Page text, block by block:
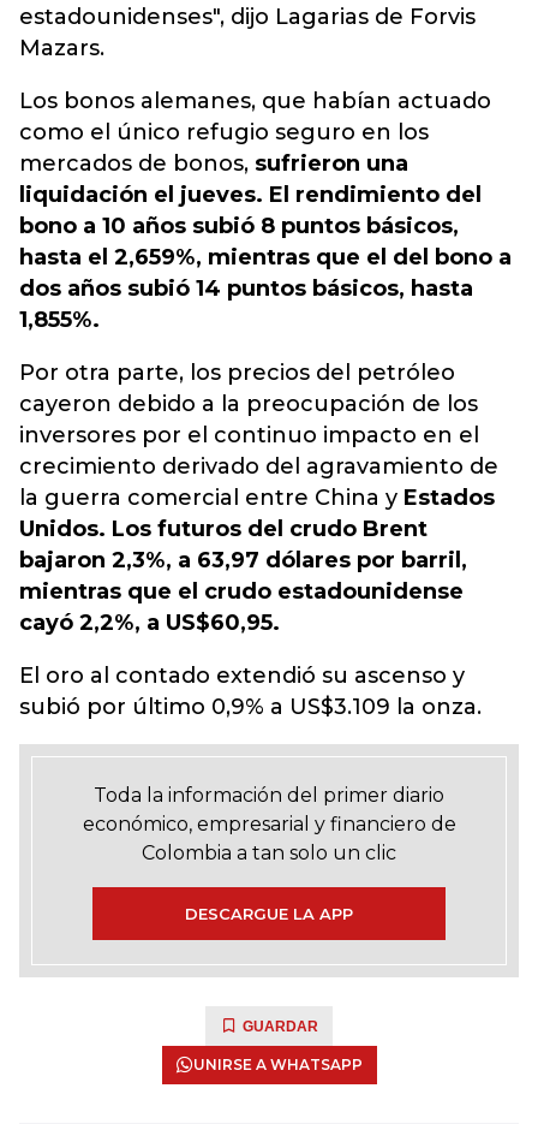
estadounidenses", dijo Lagarias de Forvis
Mazars.
Los bonos alemanes, que habían actuado
como el único refugio seguro en los
mercados de bonos, sufrieron una
liquidación el jueves. El rendimiento del
bono a 10 años subió 8 puntos básicos,
hasta el 2,659%, mientras que el del bono a
dos años subió 14 puntos básicos, hasta
1,855%.
Por otra parte, los precios del petróleo
cayeron debido a la preocupación de los
inversores por el continuo impacto en el
crecimiento derivado del agravamiento de
la guerra comercial entre China y Estados
Unidos. Los futuros del crudo Brent
bajaron 2,3%, a 63,97 dólares por barril,
mientras que el crudo estadounidense
cayó 2,2%, a US$60,95.
El oro al contado extendió su ascenso y
subió por último 0,9% a US$3.109 la onza.
Toda la información del primer diario
económico, empresarial y financiero de
Colombia a tan solo un clic
DESCARGUE LA APP
GUARDAR
UNIRSE A WHATSAPP